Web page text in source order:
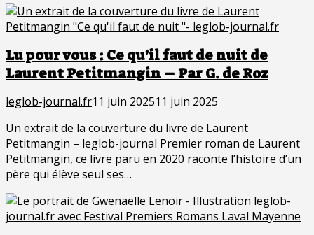
Lu pour vous : Ce qu’il faut de nuit de
Laurent Petitmangin – Par G. de Roz
leglob-journal.fr11 juin 202511 juin 2025
Un extrait de la couverture du livre de Laurent
Petitmangin – leglob-journal Premier roman de Laurent
Petitmangin, ce livre paru en 2020 raconte l’histoire d’un
père qui élève seul ses…